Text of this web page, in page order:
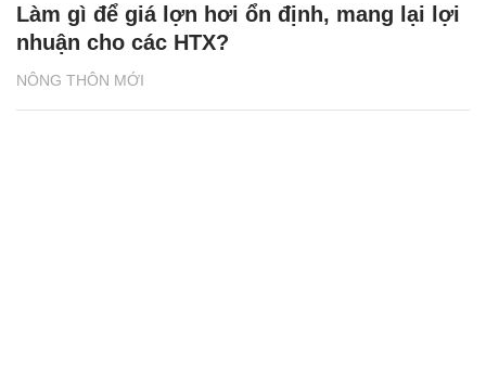
NÔNG THÔN MỚI
Làm gì để giá lợn hơi ổn định, mang lại lợi
nhuận cho các HTX?